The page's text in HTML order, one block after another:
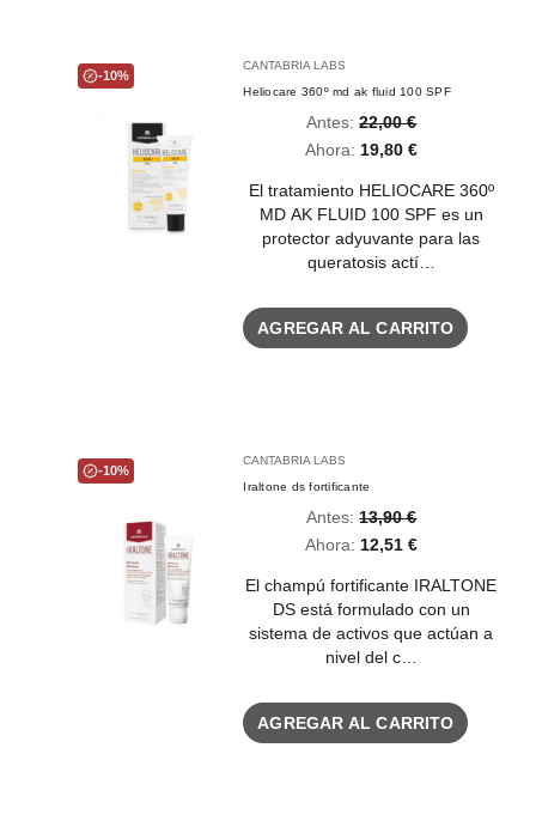
-10%
CANTABRIA LABS
Heliocare 360º md ak fluid 100 SPF
Ahora: 19,80 €
Antes: 22,00 €
El tratamiento HELIOCARE 360º
MD AK FLUID 100 SPF es un
protector adyuvante para las
queratosis actí…
AGREGAR AL CARRITO
-10%
CANTABRIA LABS
Iraltone ds fortificante
Ahora: 12,51 €
Antes: 13,90 €
El champú fortificante IRALTONE
DS está formulado con un
sistema de activos que actúan a
nivel del c…
AGREGAR AL CARRITO